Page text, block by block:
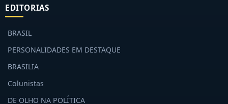
EDITORIAS
BRASIL
PERSONALIDADES EM DESTAQUE
BRASILIA
Colunistas
DE OLHO NA POLÍTICA